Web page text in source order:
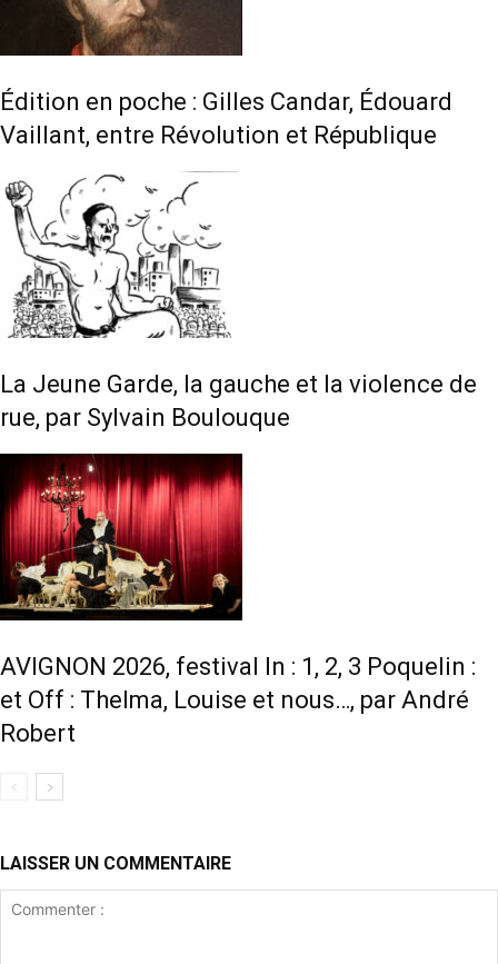
Édition en poche : Gilles Candar, Édouard
Vaillant, entre Révolution et République
La Jeune Garde, la gauche et la violence de
rue, par Sylvain Boulouque
AVIGNON 2026, festival In : 1, 2, 3 Poquelin :
et Off : Thelma, Louise et nous…, par André
Robert
LAISSER UN COMMENTAIRE